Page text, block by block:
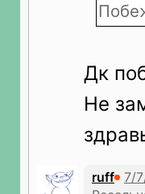
Дк
Не
ruff